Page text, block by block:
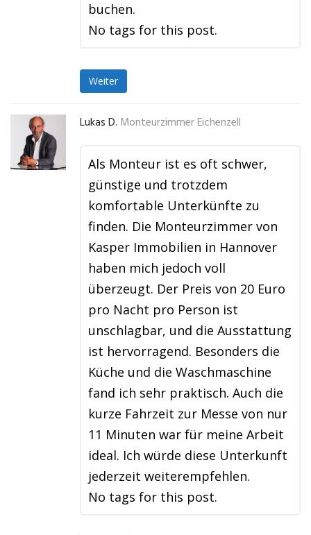
buchen.
No tags for this post.
Weiter
Lukas D. Monteurzimmer Eichenzell
Als Monteur ist es oft schwer,
günstige und trotzdem
komfortable Unterkünfte zu
finden. Die Monteurzimmer von
Kasper Immobilien in Hannover
haben mich jedoch voll
überzeugt. Der Preis von 20 Euro
pro Nacht pro Person ist
unschlagbar, und die Ausstattung
ist hervorragend. Besonders die
Küche und die Waschmaschine
fand ich sehr praktisch. Auch die
kurze Fahrzeit zur Messe von nur
11 Minuten war für meine Arbeit
ideal. Ich würde diese Unterkunft
jederzeit weiterempfehlen.
No tags for this post.